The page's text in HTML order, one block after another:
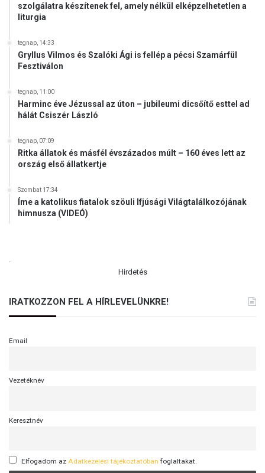
szolgálatra készítenek fel, amely nélkül elképzelhetetlen a
liturgia
tegnap, 14:33
Gryllus Vilmos és Szalóki Ági is fellép a pécsi Szamárfül
Fesztiválon
tegnap, 11:00
Harminc éve Jézussal az úton – jubileumi dicsőítő esttel ad
hálát Csiszér László
tegnap, 07:09
Ritka állatok és másfél évszázados múlt – 160 éves lett az
ország első állatkertje
Szombat 17:34
Íme a katolikus fiatalok szöuli Ifjúsági Világtalálkozójának
himnusza (VIDEÓ)
Hirdetés
IRATKOZZON FEL A HÍRLEVELÜNKRE!
Email
Vezetéknév
Keresztnév
Elfogadom az Adatkezelési tájékoztatóban foglaltakat.